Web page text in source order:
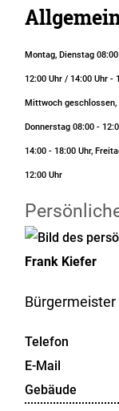
Montag, Dienstag
12:00 Uhr / 14:00 Uhr -
Mittwoch geschlossen,
Donnerstag 08:00 -
14:00 - 18:00 Uhr,
12:00 Uhr
Frank Kiefer
Bürgermeister
Telefon
E-Mail
Gebäude